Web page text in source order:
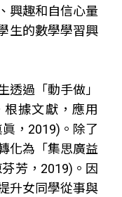
興趣和自信心量
生的數學學習興
過「動手做」
據文獻，應用
，2019)。除了
化為「集思廣益
芳，2019)。因
升女同學從事與